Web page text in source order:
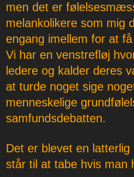
men det er
melankolikere som mig
engang imellem for at
Vi har en venstrefløj
ledere og kalder deres
at turde noget sige
menneskelige
samfundsdebatten.
Det er blevet en
står til at tabe hvis man